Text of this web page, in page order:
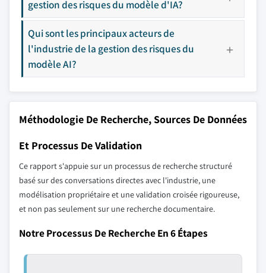
gestion des risques du modèle d'IA?
Qui sont les principaux acteurs de
l'industrie de la gestion des risques du
modèle AI?
Méthodologie De Recherche, Sources De Données
Et Processus De Validation
Ce rapport s'appuie sur un processus de recherche structuré
basé sur des conversations directes avec l'industrie, une
modélisation propriétaire et une validation croisée rigoureuse,
et non pas seulement sur une recherche documentaire.
Notre Processus De Recherche En 6 Étapes